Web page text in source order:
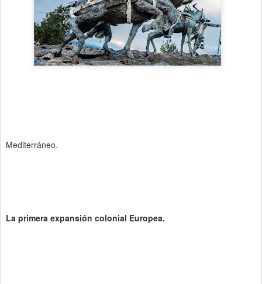
Mediterráneo.
La primera expansión colonial Europea.